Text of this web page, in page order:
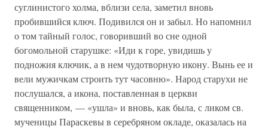
суглинистого холма, вблизи села, заметил вновь
пробившийся ключ. Подивился он и забыл. Но напомнил
о том тайный голос, говоривший во сне одной
богомольной старушке: «Иди к горе, увидишь у
подножия ключик, а в нем чудотворную икону. Вынь ее и
вели мужичкам строить тут часовню». Народ старухи не
послушался, а икона, поставленная в церкви
священником, — «ушла» и вновь, как была, с ликом св.
мученицы Параскевы в серебряном окладе, оказалась на